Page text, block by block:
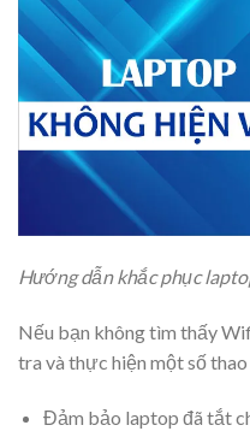
Hướng dẫn khắc phục
Nếu bạn không tìm thấy
tra và thực hiện một số thao
Đảm bảo laptop đã tắt